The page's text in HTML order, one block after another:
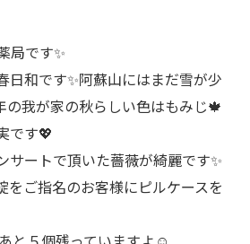
局です✨
日和です✨阿蘇山にはまだ雪が少
の我が家の秋らしい色はもみじ🍁
です💖
サートで頂いた薔薇が綺麗です✨
をご指名のお客様にピルケースを